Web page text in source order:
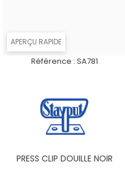
APERÇU RAPIDE
Référence : SA781
PRESS CLIP DOUILLE NOIR